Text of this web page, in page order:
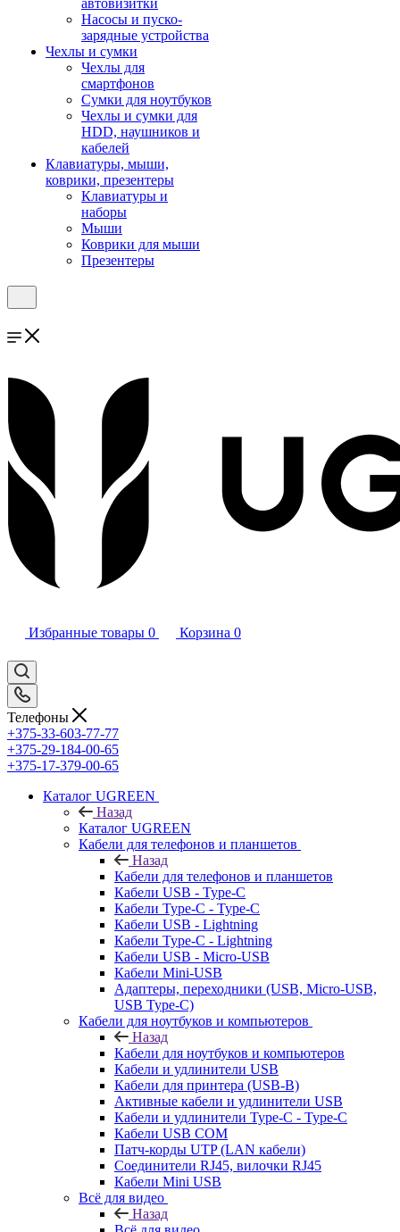
автовизитки
Насосы и пуско-
зарядные устройства
Чехлы и сумки
Чехлы для
смартфонов
Сумки для ноутбуков
Чехлы и сумки для
HDD, наушников и
кабелей
Клавиатуры, мыши,
коврики, презентеры
Клавиатуры и
наборы
Мыши
Коврики для мыши
Презентеры
Избранные товары 0 Корзина 0
Телефоны
+375-33-603-77-77
+375-29-184-00-65
+375-17-379-00-65
Каталог UGREEN
Назад
Каталог UGREEN
Кабели для телефонов и планшетов
Назад
Кабели для телефонов и планшетов
Кабели USB - Type-C
Кабели Type-C - Type-C
Кабели USB - Lightning
Кабели Type-C - Lightning
Кабели USB - Micro-USB
Кабели Mini-USB
Адаптеры, переходники (USB, Micro-USB,
USB Type-C)
Кабели для ноутбуков и компьютеров
Назад
Кабели для ноутбуков и компьютеров
Кабели и удлинители USB
Кабели для принтера (USB-B)
Активные кабели и удлинители USB
Кабели и удлинители Type-C - Type-C
Кабели USB COM
Патч-корды UTP (LAN кабели)
Соединители RJ45, вилочки RJ45
Кабели Mini USB
Всё для видео
Назад